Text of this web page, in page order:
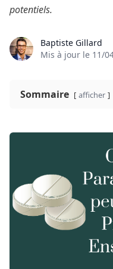
potentiels.
Baptiste Gillard
Mis à jour le 11/
Sommaire afficher